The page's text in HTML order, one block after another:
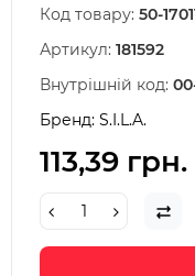
Код товару: 50-
Артикул: 181592
Внутрішній код:
Бренд: S.I.L.A.
113,39 грн.